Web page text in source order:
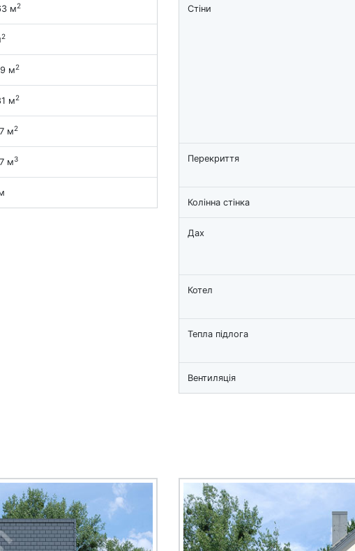
м2
2
м2
м2
м2
м3
Стіни
Перекриття
Колінна стінка
Дах
Котел
Тепла підлога
Вентиляція